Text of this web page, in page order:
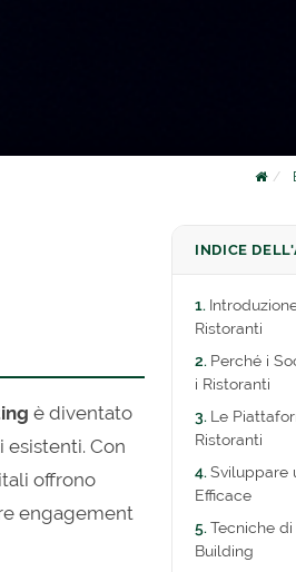
è diventato
Con
offrono
engagement
INDICE
Ristoranti
Perché i
i Ristoranti
Le
Ristoranti
Sviluppare
Efficace
Tecniche
Building